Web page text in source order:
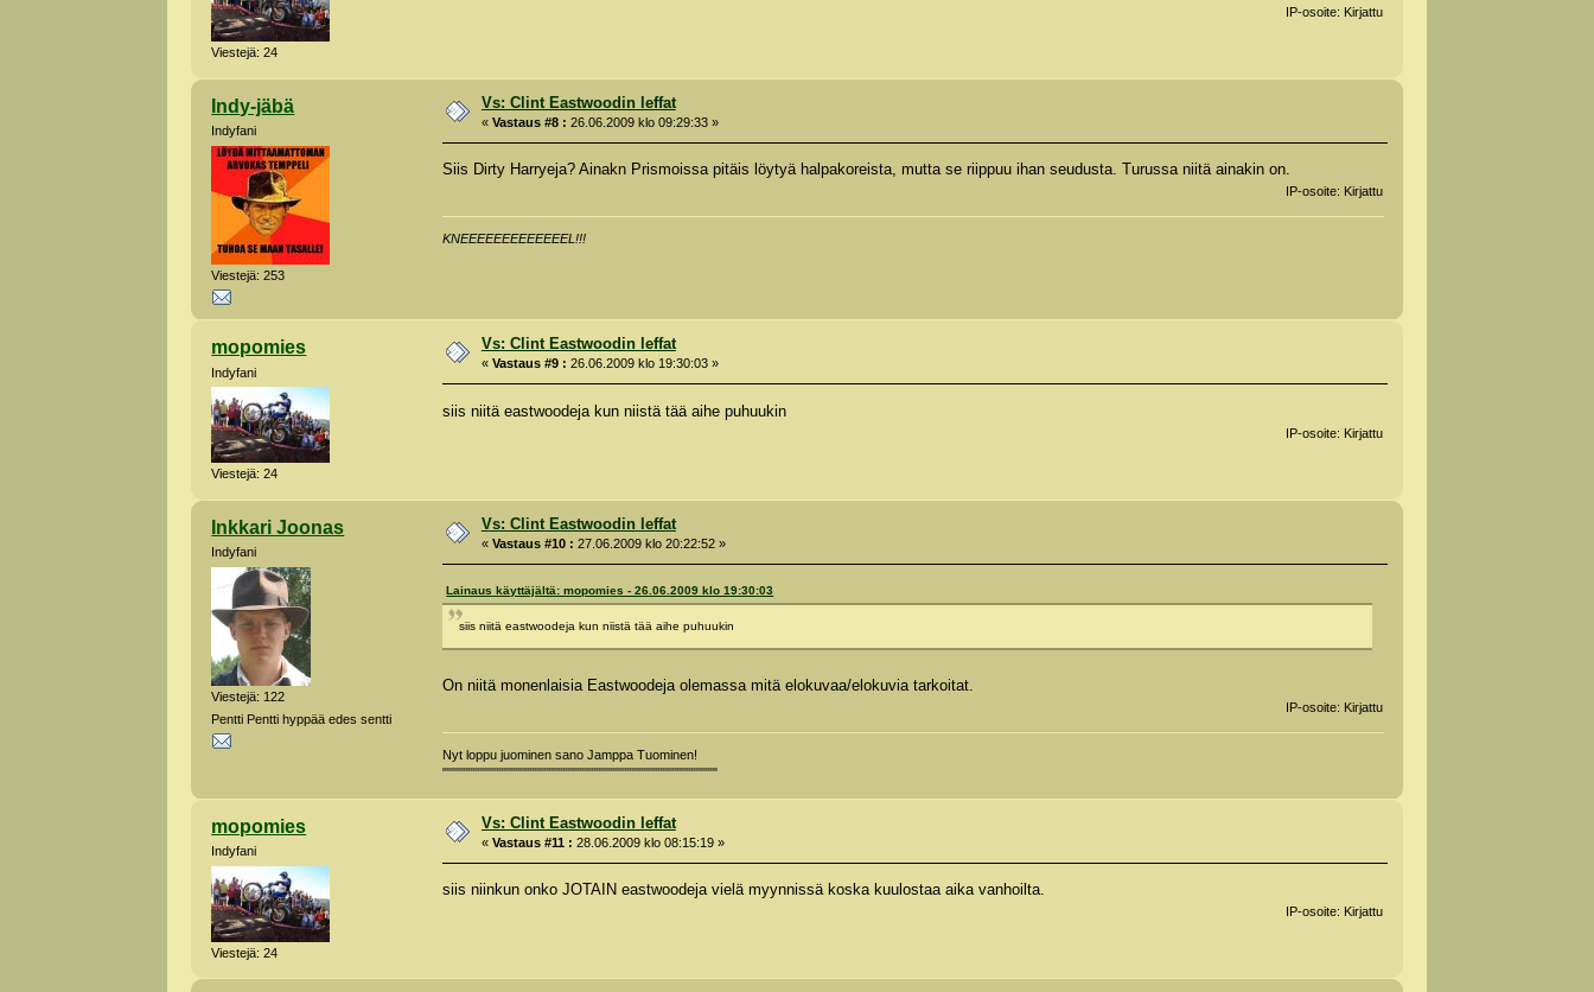
Viestejä: 24
IP-osoite: Kirjattu
Indy-jäbä
Indyfani
Viestejä: 253
Vs: Clint Eastwoodin leffat
« Vastaus #8 : 26.06.2009 klo 09:29:33 »
Siis Dirty Harryeja? Ainakn Prismoissa pitäis löytyä halpakoreista, mutta se riippuu ihan seudusta. Turussa niitä ainakin on.
IP-osoite: Kirjattu
KNEEEEEEEEEEEEEL!!!
mopomies
Indyfani
Viestejä: 24
Vs: Clint Eastwoodin leffat
« Vastaus #9 : 26.06.2009 klo 19:30:03 »
siis niitä eastwoodeja kun niistä tää aihe puhuukin
IP-osoite: Kirjattu
Inkkari Joonas
Indyfani
Viestejä: 122
Pentti Pentti hyppää edes sentti
Vs: Clint Eastwoodin leffat
« Vastaus #10 : 27.06.2009 klo 20:22:52 »
Lainaus käyttäjältä: mopomies - 26.06.2009 klo 19:30:03
siis niitä eastwoodeja kun niistä tää aihe puhuukin
On niitä monenlaisia Eastwoodeja olemassa mitä elokuvaa/elokuvia tarkoitat.
IP-osoite: Kirjattu
Nyt loppu juominen sano Jamppa Tuominen!
""""""""""""""""""""""""""""""""""""""""""""""""""""""""""
mopomies
Indyfani
Viestejä: 24
Vs: Clint Eastwoodin leffat
« Vastaus #11 : 28.06.2009 klo 08:15:19 »
siis niinkun onko JOTAIN eastwoodeja vielä myynnissä koska kuulostaa aika vanhoilta.
IP-osoite: Kirjattu